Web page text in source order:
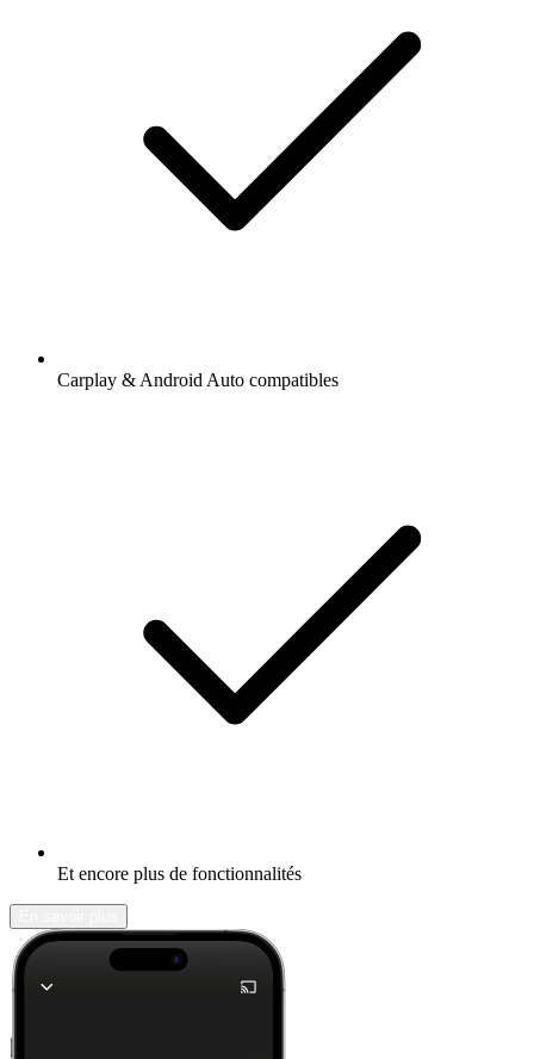
Carplay & Android Auto compatibles
Et encore plus de fonctionnalités